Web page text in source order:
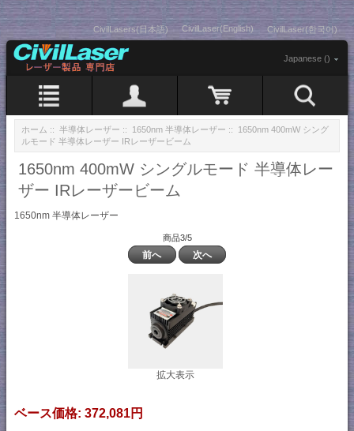
CivilLasers(日本語) CivilLaser(English) CivilLaser(한국어)
Japanese ()
ホーム :: 半導体レーザー :: 1650nm 半導体レーザー :: 1650nm 400mW シング
ルモード 半導体レーザー IRレーザービーム
1650nm 400mW シングルモード 半導体レー
ザー IRレーザービーム
1650nm 半導体レーザー
商品3/5
前へ 次へ
拡大表示
ベース価格: 372,081円